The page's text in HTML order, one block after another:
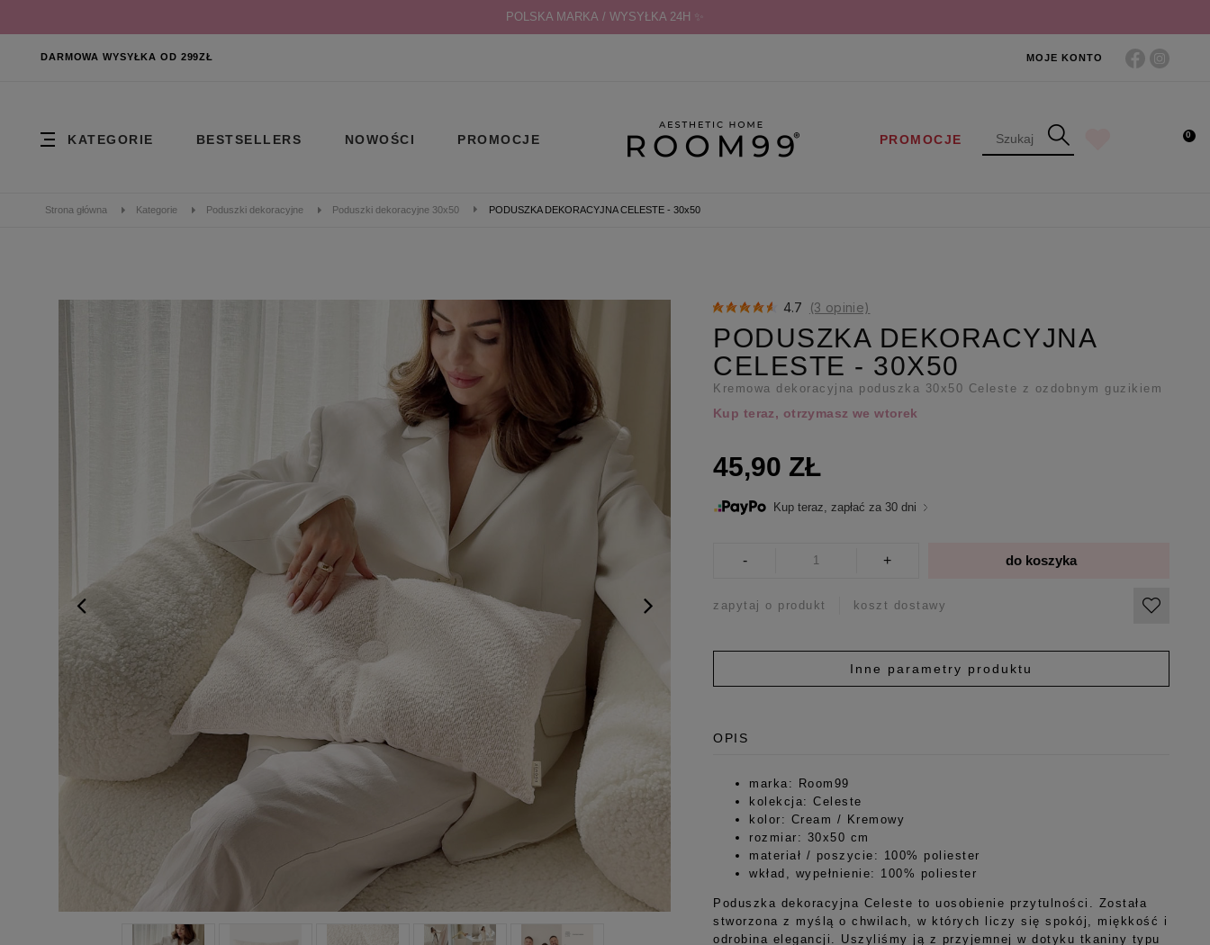
POLSKA MARKA / WYSYŁKA 24H ✨
DARMOWA WYSYŁKA OD 299ZŁ MOJE KONTO
KATEGORIE BESTSELLERS NOWOŚCI PROMOCJE PROMOCJE 0
Strona główna Kategorie Poduszki dekoracyjne Poduszki dekoracyjne 30x50 PODUSZKA DEKORACYJNA CELESTE - 30x50
4.7 (3 opinie)
PODUSZKA DEKORACYJNA
CELESTE - 30X50
Kremowa dekoracyjna poduszka 30x50 Celeste z ozdobnym guzikiem
Kup teraz, otrzymasz we wtorek
45,90 ZŁ
Kup teraz, zapłać za 30 dni
- + do koszyka
zapytaj o produkt koszt dostawy
Inne parametry produktu
OPIS
marka: Room99
kolekcja: Celeste
kolor: Cream / Kremowy
rozmiar: 30x50 cm
materiał / poszycie: 100% poliester
wkład, wypełnienie: 100% poliester
Poduszka dekoracyjna Celeste to uosobienie przytulności. Została
stworzona z myślą o chwilach, w których liczy się spokój, miękkość i
odrobina elegancji. Uszyliśmy ją z przyjemnej w dotyku tkaniny typu